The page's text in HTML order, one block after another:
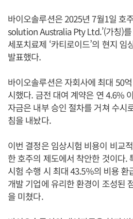
바이오솔루션은 2025년 7월1일 호
solution Australia Pty Ltd.’(가칭)
세포치료제 ‘카티로이드’의 현지 임
발표했다.
바이오솔루션은 자회사에 최대 50
시했다. 금전 대여 계약은 연 4.6%
자금은 내부 승인 절차를 거쳐 수시
침을 내놨다.
이번 결정은 임상시험 비용이 비교
한 호주의 제도에서 착안한 것이다.
시험 수행 시 최대 43.5%의 비용 환
개발 기업에 유리한 환경이 조성된
을 미쳤다.